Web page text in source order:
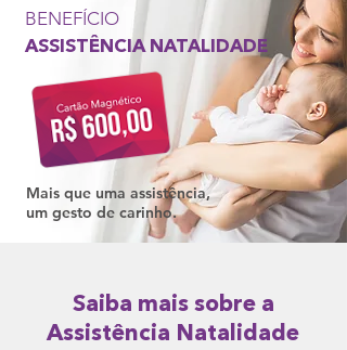
BENEFÍCIO
ASSISTÊNCIA NATALIDADE
Mais que uma assistência,
um gesto de carinho.
Saiba mais sobre a
Assistência Natalidade